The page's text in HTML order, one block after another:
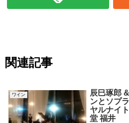
関連記事
ワイン
辰巳琢郎
ンとソプ
ヤルナイ
堂 福井